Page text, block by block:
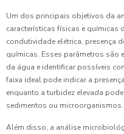
Um dos principais objetivos da
características físicas e químicas
condutividade elétrica, presença
químicas. Esses parâmetros são
da água e identificar possíveis
faixa ideal pode indicar a
enquanto a turbidez elevada
sedimentos ou microorganismos.
Além disso, a análise